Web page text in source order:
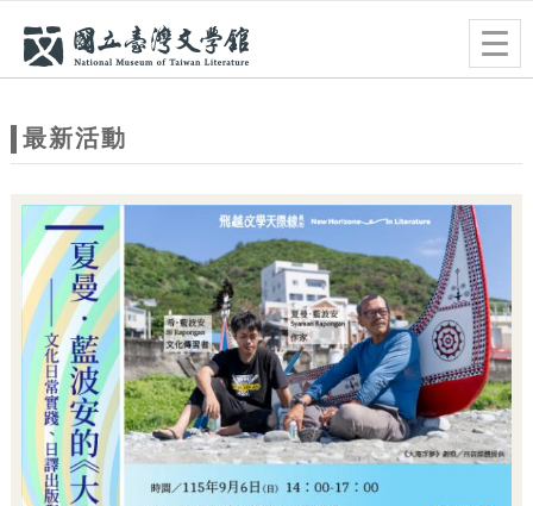
站
題
最新活動